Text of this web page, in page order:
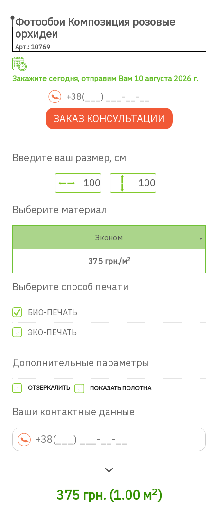
Фотообои Композиция розовые
орхидеи
Арт.: 10769
Закажите сегодня, отправим Вам 10 августа 2026 г.
ЗАКАЗ КОНСУЛЬТАЦИИ
Введите ваш размер, см
Выберите материал
Эконом
375 грн./м2
Выберите способ печати
БИО-ПЕЧАТЬ
ЭКО-ПЕЧАТЬ
Дополнительные параметры
ОТЗЕРКАЛИТЬ ПОКАЗАТЬ ПОЛОТНА
Ваши контактные данные
375 грн. (1.00м2)